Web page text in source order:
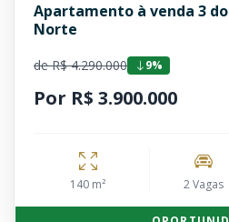
Apartamento à venda 3
Norte
de R$ 4.290.000 9%
Por R$ 3.900.000
140 m² 2 Vagas